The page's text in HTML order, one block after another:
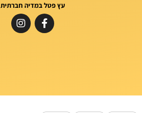
עץ פטל במדיה חברתית